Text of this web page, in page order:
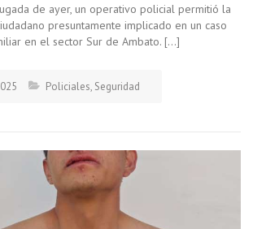
de ayer, un operativo policial permitió la
presuntamente implicado en un caso
en el sector Sur de Ambato. […]
Policiales, Seguridad